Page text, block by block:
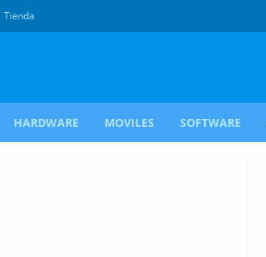
Tienda
HARDWARE MOVILES SOFTWARE